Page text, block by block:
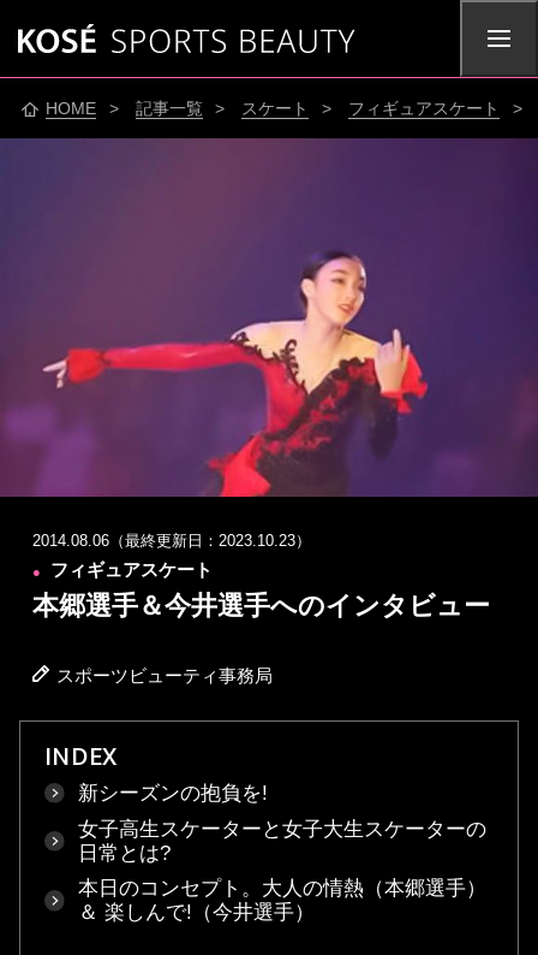
HOME > 記事一覧 > スケート > フィギュアスケート >
2014.08.06（最終更新日：2023.10.23）
● フィギュアスケート
本郷選手＆今井選手へのインタビュー
スポーツビューティ事務局
INDEX
新シーズンの抱負を!
女子高生スケーターと女子大生スケーターの
日常とは?
本日のコンセプト。大人の情熱（本郷選手）
＆ 楽しんで!（今井選手）